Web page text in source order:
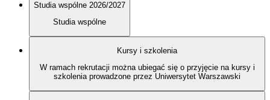
Studia wspólne 2026/2027
Studia wspólne
Kursy i szkolenia
W ramach rekrutacji można ubiegać się o przyjęcie na kursy i
szkolenia prowadzone przez Uniwersytet Warszawski